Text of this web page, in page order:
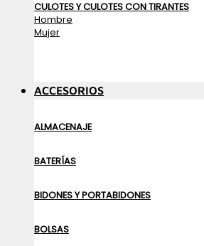
CULOTES Y CULOTES CON TIRANTES
Hombre
Mujer
ACCESORIOS
ALMACENAJE
BATERÍAS
BIDONES Y PORTABIDONES
BOLSAS